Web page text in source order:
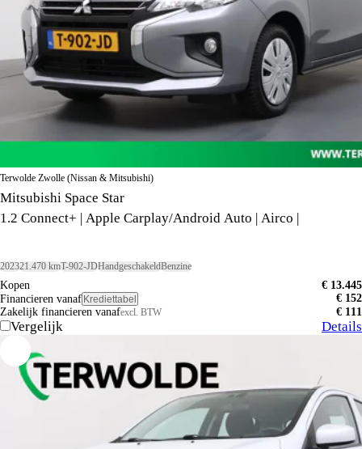
Terwolde Zwolle (Nissan & Mitsubishi)
Mitsubishi Space Star
1.2 Connect+ | Apple Carplay/Android Auto | Airco |
202321.470 kmT-902-JDHandgeschakeldBenzine
Kopen
€ 13.445
Financieren vanaf Krediettabel
€ 152
Zakelijk financieren vanafexcl. BTW € 111
Vergelijk Details